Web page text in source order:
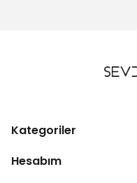
Kategoriler
Hesabım